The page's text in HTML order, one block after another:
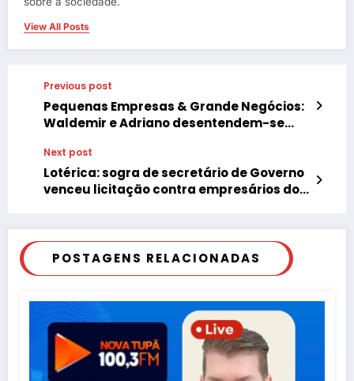
View All Posts
Previous post
Pequenas Empresas & Grande Negócios:
Waldemir e Adriano desentendem-se
R$ 500 mil
Next post
Lotérica: sogra de secretário de Governo
venceu licitação contra empresários do
POSTAGENS RELACIONADAS